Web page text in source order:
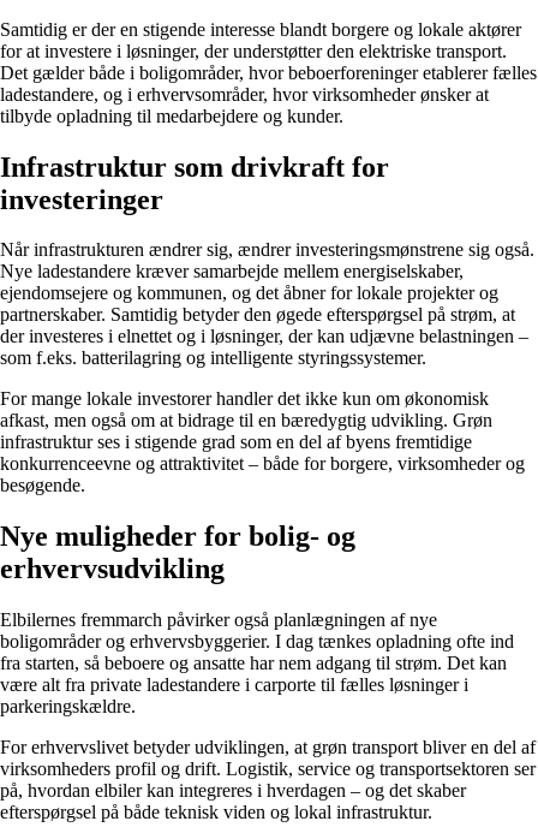
Samtidig er der en stigende interesse blandt borgere og lokale aktører
for at investere i løsninger, der understøtter den elektriske transport.
Det gælder både i boligområder, hvor beboerforeninger etablerer fælles
ladestandere, og i erhvervsområder, hvor virksomheder ønsker at
tilbyde opladning til medarbejdere og kunder.
Infrastruktur som drivkraft for
investeringer
Når infrastrukturen ændrer sig, ændrer investeringsmønstrene sig også.
Nye ladestandere kræver samarbejde mellem energiselskaber,
ejendomsejere og kommunen, og det åbner for lokale projekter og
partnerskaber. Samtidig betyder den øgede efterspørgsel på strøm, at
der investeres i elnettet og i løsninger, der kan udjævne belastningen –
som f.eks. batterilagring og intelligente styringssystemer.
For mange lokale investorer handler det ikke kun om økonomisk
afkast, men også om at bidrage til en bæredygtig udvikling. Grøn
infrastruktur ses i stigende grad som en del af byens fremtidige
konkurrenceevne og attraktivitet – både for borgere, virksomheder og
besøgende.
Nye muligheder for bolig- og
erhvervsudvikling
Elbilernes fremmarch påvirker også planlægningen af nye
boligområder og erhvervsbyggerier. I dag tænkes opladning ofte ind
fra starten, så beboere og ansatte har nem adgang til strøm. Det kan
være alt fra private ladestandere i carporte til fælles løsninger i
parkeringskældre.
For erhvervslivet betyder udviklingen, at grøn transport bliver en del af
virksomheders profil og drift. Logistik, service og transportsektoren ser
på, hvordan elbiler kan integreres i hverdagen – og det skaber
efterspørgsel på både teknisk viden og lokal infrastruktur.